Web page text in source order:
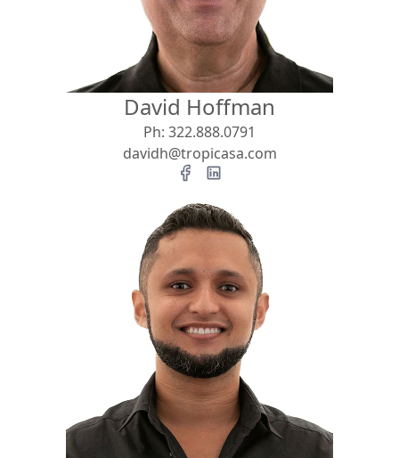
Pie de Playa Buscar usando:
USD MXN
Menor Precio Primero
David Hoffman
Ph: 322.888.0791
davidh@tropicasa.com